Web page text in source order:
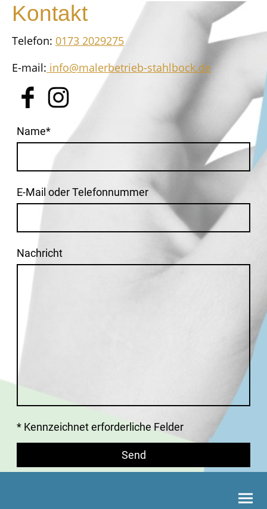
Kontakt
Telefon: 0173 2029275
E-mail: info@malerbetrieb-stahlbock.de
Name*
E-Mail oder Telefonnummer
Nachricht
* Kennzeichnet erforderliche Felder
Send